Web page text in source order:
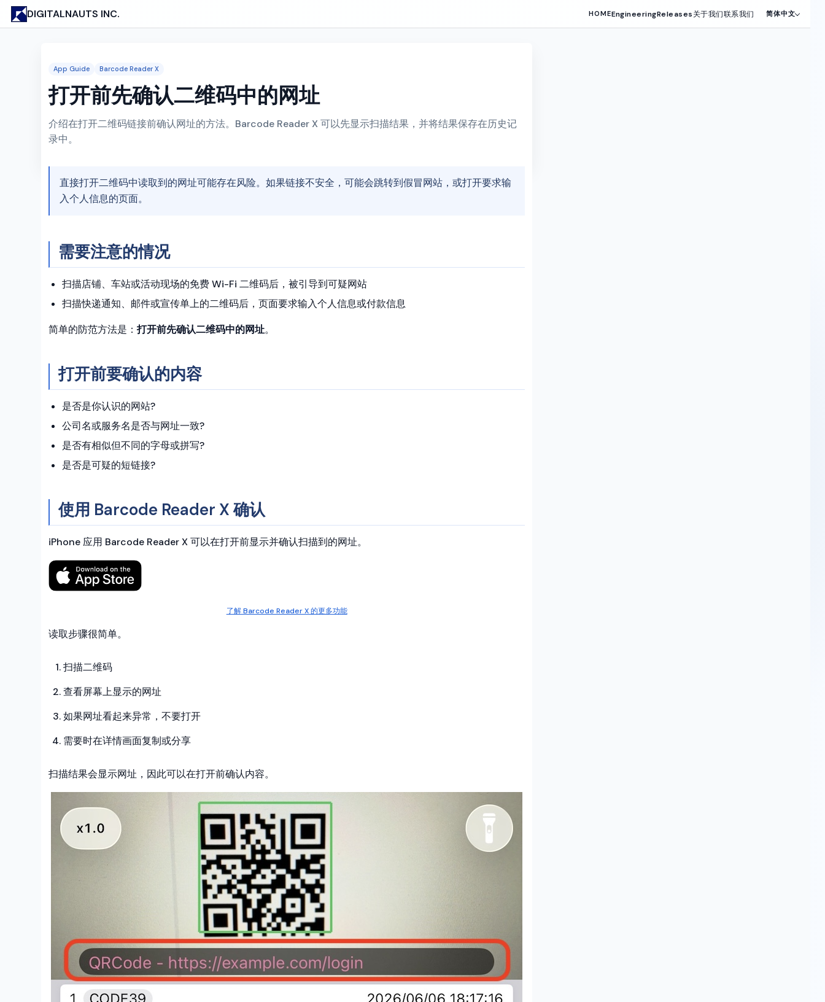
DIGITALNAUTS INC. HOMEEngineeringReleases关于我们联系我们 简体中文
App Guide Barcode Reader X
打开前先确认二维码中的网址
介绍在打开二维码链接前确认网址的方法。Barcode Reader X 可以先显示扫描结果，并将结果保存在历史记
录中。
直接打开二维码中读取到的网址可能存在风险。如果链接不安全，可能会跳转到假冒网站，或打开要求输
入个人信息的页面。
需要注意的情况
扫描店铺、车站或活动现场的免费 Wi-Fi 二维码后，被引导到可疑网站
扫描快递通知、邮件或宣传单上的二维码后，页面要求输入个人信息或付款信息
简单的防范方法是：打开前先确认二维码中的网址。
打开前要确认的内容
是否是你认识的网站?
公司名或服务名是否与网址一致?
是否有相似但不同的字母或拼写?
是否是可疑的短链接?
使用 Barcode Reader X 确认
iPhone 应用 Barcode Reader X 可以在打开前显示并确认扫描到的网址。
了解 Barcode Reader X 的更多功能
读取步骤很简单。
扫描二维码
查看屏幕上显示的网址
如果网址看起来异常，不要打开
需要时在详情画面复制或分享
扫描结果会显示网址，因此可以在打开前确认内容。